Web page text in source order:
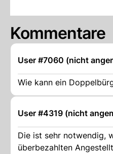
Kommentare
User #7060 (nicht
Wie kann ein
User #4319 (nicht
Die ist sehr notwendig,
überbezahlten